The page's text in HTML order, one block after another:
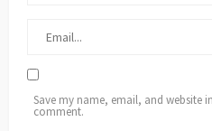
Save my name, email, and website
comment.